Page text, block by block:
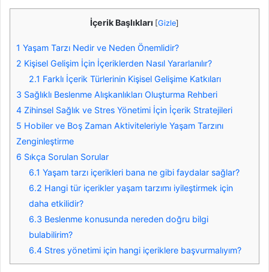
İçerik Başlıkları [Gizle]
1 Yaşam Tarzı Nedir ve Neden Önemlidir?
2 Kişisel Gelişim İçin İçeriklerden Nasıl Yararlanılır?
2.1 Farklı İçerik Türlerinin Kişisel Gelişime Katkıları
3 Sağlıklı Beslenme Alışkanlıkları Oluşturma Rehberi
4 Zihinsel Sağlık ve Stres Yönetimi İçin İçerik Stratejileri
5 Hobiler ve Boş Zaman Aktiviteleriyle Yaşam Tarzını
Zenginleştirme
6 Sıkça Sorulan Sorular
6.1 Yaşam tarzı içerikleri bana ne gibi faydalar sağlar?
6.2 Hangi tür içerikler yaşam tarzımı iyileştirmek için
daha etkilidir?
6.3 Beslenme konusunda nereden doğru bilgi
bulabilirim?
6.4 Stres yönetimi için hangi içeriklere başvurmalıyım?